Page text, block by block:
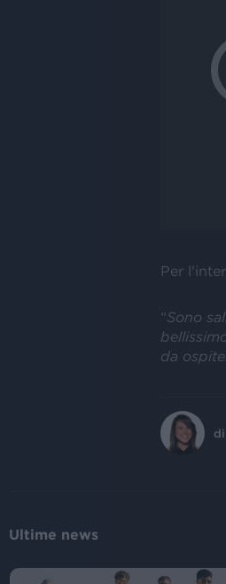
Per
“Sono
da
di
Ultime news